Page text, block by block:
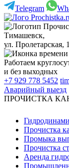
Telegram
Тимашевск,
ул. Пролетарская,
Работаем
и без выходных
+7 929 778 5452
Аварийный выезд
ПРОЧИСТКА
Прочистка
Промыка
Прочистка
Аренда